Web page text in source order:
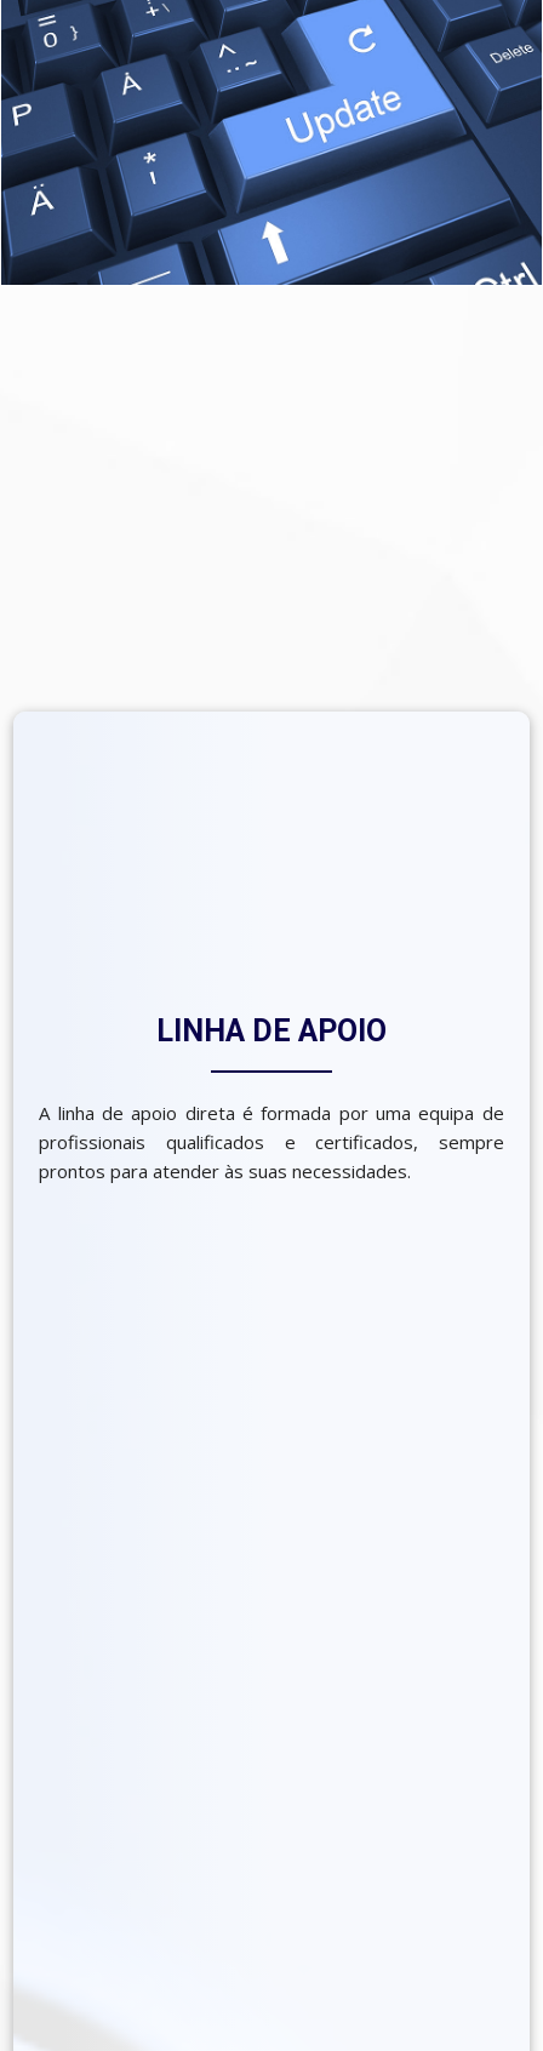
UPDATES
Saber mais
LINHA DE APOIO
A linha de apoio direta é formada por uma equipa de
profissionais qualificados e certificados, sempre
prontos para atender às suas necessidades.